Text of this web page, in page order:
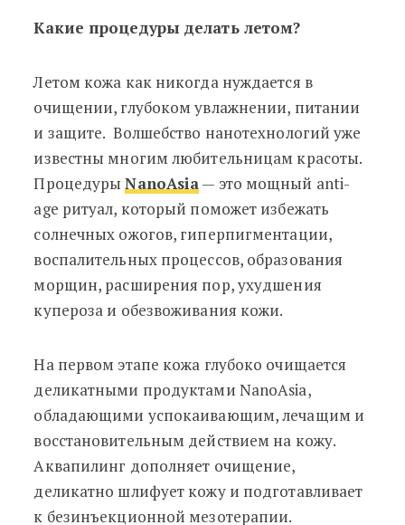
Какие процедуры делать летом?
Летом кожа как никогда нуждается в
очищении, глубоком увлажнении, питании
и защите. Волшебство нанотехнологий уже
известны многим любительницам красоты.
ПроцедурыNanoAsia— это мощный anti-
age ритуал, который поможет избежать
солнечных ожогов, гиперпигментации,
воспалительных процессов, образования
морщин, расширения пор, ухудшения
купероза и обезвоживания кожи.
На первом этапе кожа глубоко очищается
деликатными продуктами NanoAsia,
обладающими успокаивающим, лечащим и
восстановительным действием на кожу.
Аквапилинг дополняет очищение,
деликатно шлифует кожу и подготавливает
к безинъекционной мезотерапии.